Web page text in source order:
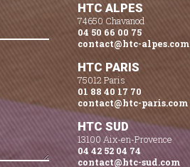
HTC ALPES
74650 Chavanod
04 50 66 00 75
contact@htc-alpes.com
HTC PARIS
75012 Paris
01 88 40 17 70
contact@htc-paris.com
HTC SUD
13100 Aix-en-Provence
04 42 52 04 74
contact@htc-sud.com